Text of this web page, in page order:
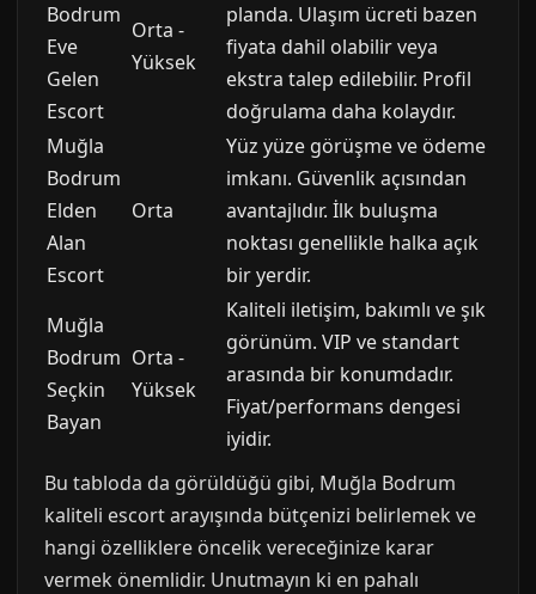
Bodrum
Eve
Gelen
Escort
Orta -
Yüksek
planda. Ulaşım ücreti bazen
fiyata dahil olabilir veya
ekstra talep edilebilir. Profil
doğrulama daha kolaydır.
Muğla
Bodrum
Elden
Alan
Escort
Orta
Yüz yüze görüşme ve ödeme
imkanı. Güvenlik açısından
avantajlıdır. İlk buluşma
noktası genellikle halka açık
bir yerdir.
Muğla
Bodrum
Seçkin
Bayan
Orta -
Yüksek
Kaliteli iletişim, bakımlı ve şık
görünüm. VIP ve standart
arasında bir konumdadır.
Fiyat/performans dengesi
iyidir.
Bu tabloda da görüldüğü gibi, Muğla Bodrum
kaliteli escort arayışında bütçenizi belirlemek ve
hangi özelliklere öncelik vereceğinize karar
vermek önemlidir. Unutmayın ki en pahalı